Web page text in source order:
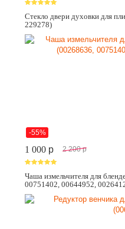
Стекло двери духовки для
229278)
-55%
1 000 p 2 200 p
Чаша измельчителя для
00751402, 00644952,